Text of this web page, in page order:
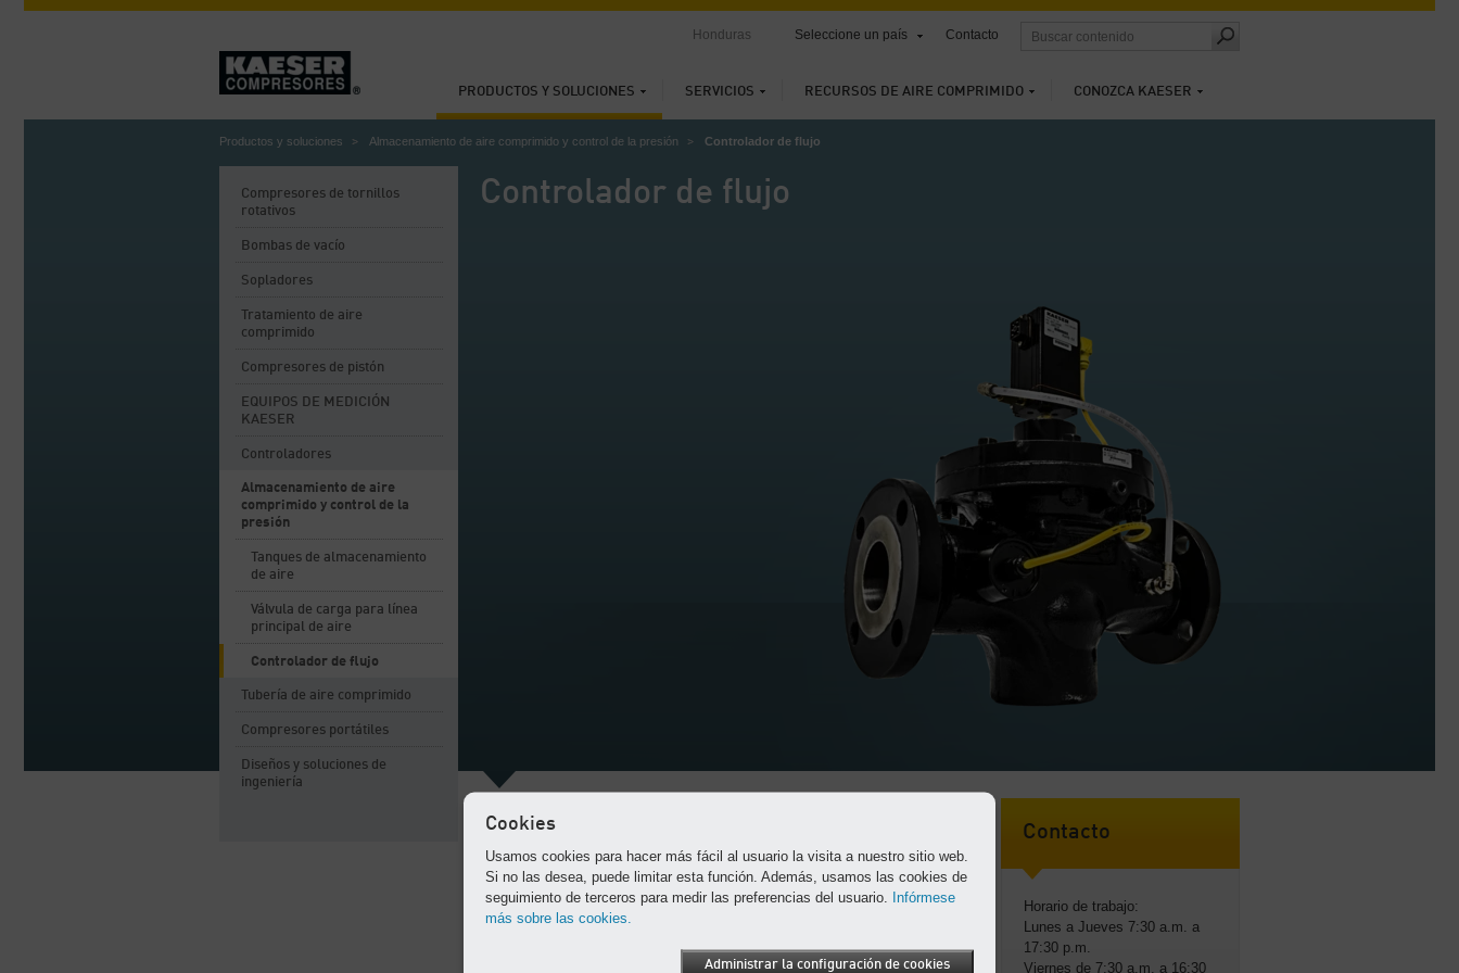
PRODUCTOS Y SOLUCIONES SERVICIOS RECURSOS DE AIRE COMPRIMIDO CONOZCA KAESER
Honduras Seleccione un país Contacto
Productos y soluciones Almacenamiento de aire comprimido y control de la presión Controlador de flujo
Controlador de flujo
Compresores de tornillos
rotativos
Bombas de vacío
Sopladores
Tratamiento de aire
comprimido
Compresores de pistón
EQUIPOS DE MEDICIÓN
KAESER
Controladores
Almacenamiento de aire
comprimido y control de la
presión
Tanques de almacenamiento
de aire
Válvula de carga para línea
principal de aire
Controlador de flujo
Tubería de aire comprimido
Compresores portátiles
Diseños y soluciones de
ingeniería
Los beneficios de la presión estable
distribución. Los controladores crean un almacenamiento “real” dentro del
tanque al acumular aire comprimido sin entregarlo cuando no se requiere. El
consumo total de aire se reduce al eliminar la demanda artificial y al reducir las
fugas. El aire comprimido almacenado se encuentra disponible en caso de
picos de consumo, así no se produce una caída de presión o una activación de
Contacto
Horario de trabajo:
Lunes a Jueves 7:30 a.m. a
17:30 p.m.
Viernes de 7:30 a.m. a 16:30
Cookies
Usamos cookies para hacer más fácil al usuario la visita a nuestro sitio web.
Si no las desea, puede limitar esta función. Además, usamos las cookies de
seguimiento de terceros para medir las preferencias del usuario. Infórmese
más sobre las cookies.
Administrar la configuración de cookies